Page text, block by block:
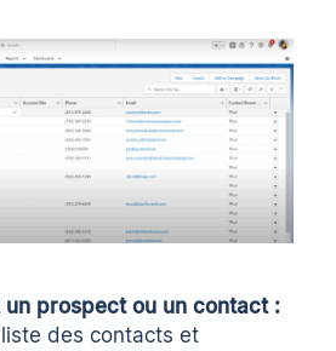
un prospect ou un contact :
des contacts et